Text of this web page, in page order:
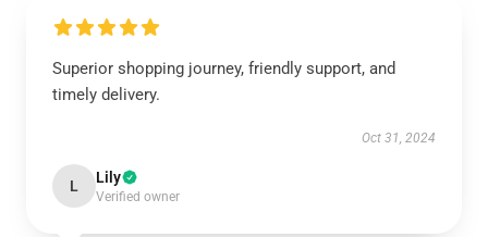
Superior shopping journey, friendly support, and
timely delivery.
Oct 31, 2024
L Lily
Verified owner